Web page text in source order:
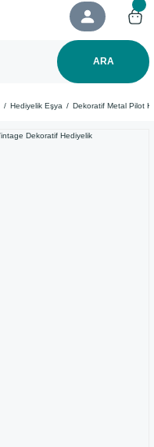
ARA
Hediyelik Eşya Dekoratif Metal Pilot